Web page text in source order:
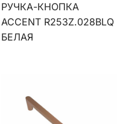
РУЧКА-КНОПКА
ACCENT R253Z.028BLQ
БЕЛАЯ